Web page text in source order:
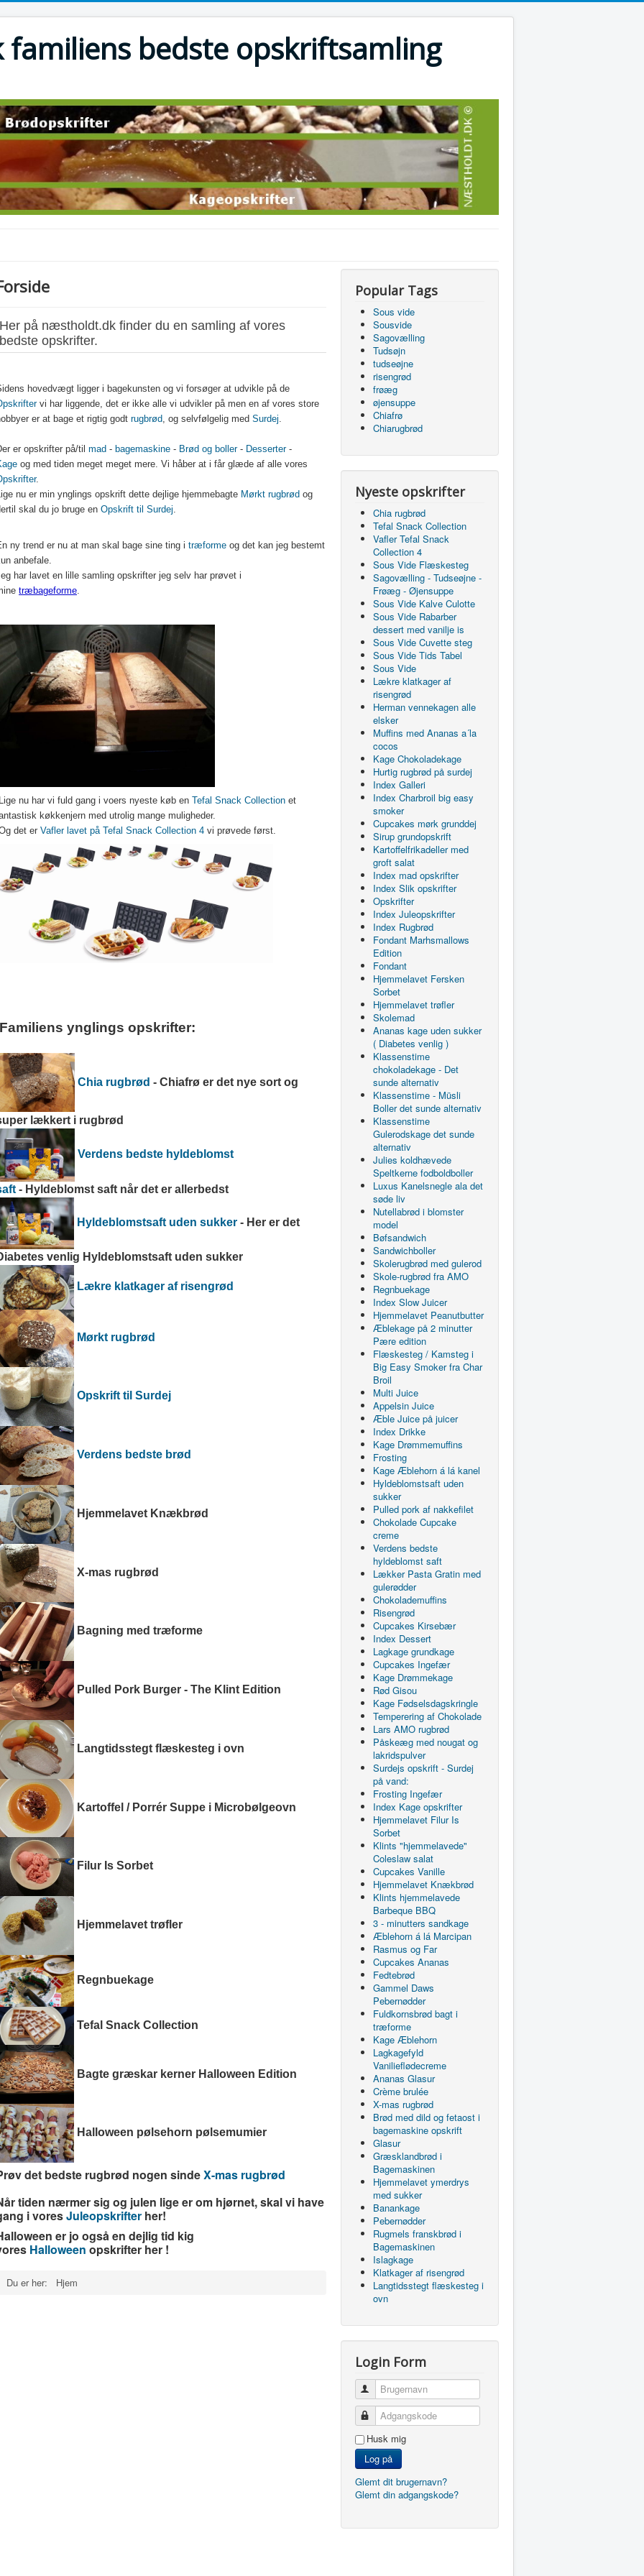
bedste opskriftsamling
Her på næstholdt.dk finder du en samling af vores
bedste opskrifter.
hovedvægt ligger i bagekunsten og vi forsøger at udvikle på de
vi har liggende, det er ikke alle vi udvikler på men en af vores store
er at bage et rigtig godt rugbrød, og selvfølgelig med Surdej.
er opskrifter på/til mad - bagemaskine - Brød og boller- Desserter-
og med tiden meget meget mere. Vi håber at i får glæde af alle vores
.
nu er min ynglings opskrift dette dejlige hjemmebagte Mørkt rugbrød og
skal du jo bruge en Opskrift til Surdej.
ny trend er nu at man skal bage sine ting i træforme og det kan jeg bestemt
anbefale.
har lavet en lille samling opskrifter jeg selv har prøvet i
træbageforme.
nu har vi fuld gang i voers nyeste køb en Tefal Snack Collection et
køkkenjern med utrolig mange muligheder.
det er Vafler lavet på Tefal Snack Collection 4 vi prøvede først.
ynglings opskrifter:
Chia rugbrød - Chiafrø er det nye sort og
lækkert i rugbrød
Verdens bedste hyldeblomst
- Hyldeblomst saft når det er allerbedst
Hyldeblomstsaft uden sukker - Her er det
venlig Hyldeblomstsaft uden sukker
Lækre klatkager af risengrød
Mørkt rugbrød
Opskrift til Surdej
Verdens bedste brød
Hjemmelavet Knækbrød
X-mas rugbrød
Bagning med træforme
Pulled Pork Burger - The Klint Edition
Langtidsstegt flæskesteg i ovn
Kartoffel / Porrér Suppe i Microbølgeovn
Filur Is Sorbet
Hjemmelavet trøfler
Regnbuekage
Tefal Snack Collection
Bagte græskar kerner Halloween Edition
Halloween pølsehorn pølsemumier
det bedste rugbrød nogen sindeX-mas rugbrød
tiden nærmer sig og julen lige er om hjørnet, skal vi have
i voresJuleopskrifter her!
er jo også en dejlig tid kig
Halloween opskrifter her !
Du er her: Hjem
Popular Tags
Sous vide
Sousvide
Sagovælling
Tudsøjn
tudseøjne
risengrød
frøæg
øjensuppe
Chiafrø
Chiarugbrød
Nyeste opskrifter
Chia rugbrød
Tefal Snack Collection
Vafler Tefal Snack
Collection 4
Sous Vide Flæskesteg
Sagovælling - Tudseøjne -
Frøæg - Øjensuppe
Sous Vide Kalve Culotte
Sous Vide Rabarber
dessert med vanilje is
Sous Vide Cuvette steg
Sous Vide Tids Tabel
Sous Vide
Lækre klatkager af
risengrød
Herman vennekagen alle
elsker
Muffins med Ananas a´la
cocos
Kage Chokoladekage
Hurtig rugbrød på surdej
Index Galleri
Index Charbroil big easy
smoker
Cupcakes mørk grunddej
Sirup grundopskrift
Kartoffelfrikadeller med
groft salat
Index mad opskrifter
Index Slik opskrifter
Opskrifter
Index Juleopskrifter
Index Rugbrød
Fondant Marhsmallows
Edition
Fondant
Hjemmelavet Fersken
Sorbet
Hjemmelavet trøfler
Skolemad
Ananas kage uden sukker
( Diabetes venlig )
Klassenstime
chokoladekage - Det
sunde alternativ
Klassenstime - Müsli
Boller det sunde alternativ
Klassenstime
Gulerodskage det sunde
alternativ
Julies koldhævede
Speltkerne fodboldboller
Luxus Kanelsnegle ala det
søde liv
Nutellabrød i blomster
model
Bøfsandwich
Sandwichboller
Skolerugbrød med gulerod
Skole-rugbrød fra AMO
Regnbuekage
Index Slow Juicer
Hjemmelavet Peanutbutter
Æblekage på 2 minutter
Pære edition
Flæskesteg / Kamsteg i
Big Easy Smoker fra Char
Broil
Multi Juice
Appelsin Juice
Æble Juice på juicer
Index Drikke
Kage Drømmemuffins
Frosting
Kage Æblehorn á lá kanel
Hyldeblomstsaft uden
sukker
Pulled pork af nakkefilet
Chokolade Cupcake
creme
Verdens bedste
hyldeblomst saft
Lækker Pasta Gratin med
gulerødder
Chokolademuffins
Risengrød
Cupcakes Kirsebær
Index Dessert
Lagkage grundkage
Cupcakes Ingefær
Kage Drømmekage
Rød Gisou
Kage Fødselsdagskringle
Temperering af Chokolade
Lars AMO rugbrød
Påskeæg med nougat og
lakridspulver
Surdejs opskrift - Surdej
på vand:
Frosting Ingefær
Index Kage opskrifter
Hjemmelavet Filur Is
Sorbet
Klints "hjemmelavede"
Coleslaw salat
Cupcakes Vanille
Hjemmelavet Knækbrød
Klints hjemmelavede
Barbeque BBQ
3 - minutters sandkage
Æblehorn á lá Marcipan
Rasmus og Far
Cupcakes Ananas
Fedtebrød
Gammel Daws
Pebernødder
Fuldkornsbrød bagt i
træforme
Kage Æblehorn
Lagkagefyld
Vanilieflødecreme
Ananas Glasur
Crème brulée
X-mas rugbrød
Brød med dild og fetaost i
bagemaskine opskrift
Glasur
Græsklandbrød i
Bagemaskinen
Hjemmelavet ymerdrys
med sukker
Banankage
Pebernødder
Rugmels franskbrød i
Bagemaskinen
Islagkage
Klatkager af risengrød
Langtidsstegt flæskesteg i
ovn
Login Form
Brugernavn
Adgangskode
Husk mig
Log på
Glemt dit brugernavn?
Glemt din adgangskode?